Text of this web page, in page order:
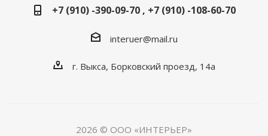
+7 (910) -390-09-70 , +7 (910) -108-60-70
interuer@mail.ru
г. Выкса, Борковский проезд, 14а
2026 © ООО «ИНТЕРЬЕР»